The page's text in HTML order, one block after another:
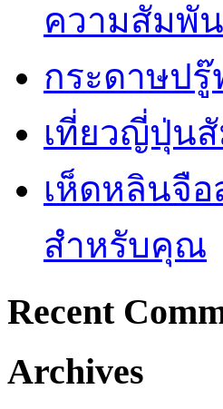
ความสัมพั
กระดาษปรู๊
เที่ยวญี่ปุ่น
เห็ดหลินจื
สำหรับคุณ
Recent
Archives